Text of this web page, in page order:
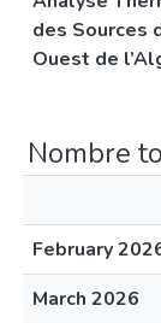
des Sources
Ouest de
Nombre
February
March 2026